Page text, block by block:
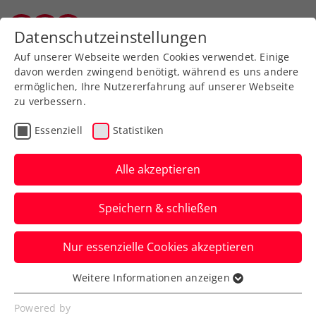
Zurück zur Newsübersicht
ATP
Thiem und Misolic
starten in Kitzbühel
gegen Qualifikanten
Dennis Novak und Lukas Neumayer
schafften es am Samstag ins Quali-Finale.
Verfasst von: , 29.07.2023
Datenschutzeinstellungen
Auf unserer Webseite werden Cookies verwendet. Einige
davon werden zwingend benötigt, während es uns andere
ermöglichen, Ihre Nutzererfahrung auf unserer Webseite
zu verbessern.
Essenziell Statistiken
Alle akzeptieren
Speichern & schließen
Nur essenzielle Cookies akzeptieren
Essenziell
Essenzielle Cookies werden für grundlegende
Weitere Informationen anzeigen
Powered by